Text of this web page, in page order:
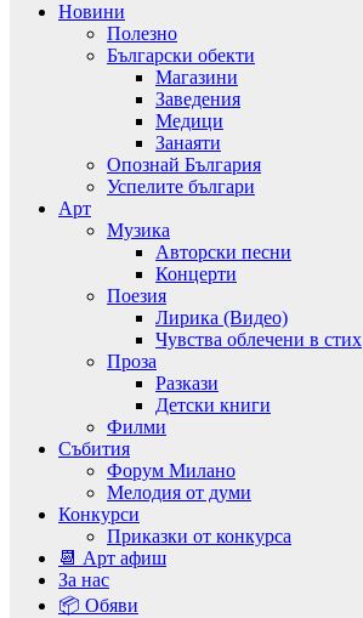
Новини
Полезно
Български обекти
Магазини
Заведения
Медици
Занаяти
Опознай България
Успелите българи
Арт
Музика
Авторски песни
Концерти
Поезия
Лирика (Видео)
Чувства облечени в стих
Проза
Разкази
Детски книги
Филми
Събития
Форум Милано
Мелодия от думи
Конкурси
Приказки от конкурса
📆 Арт афиш
За нас
📦 Обяви